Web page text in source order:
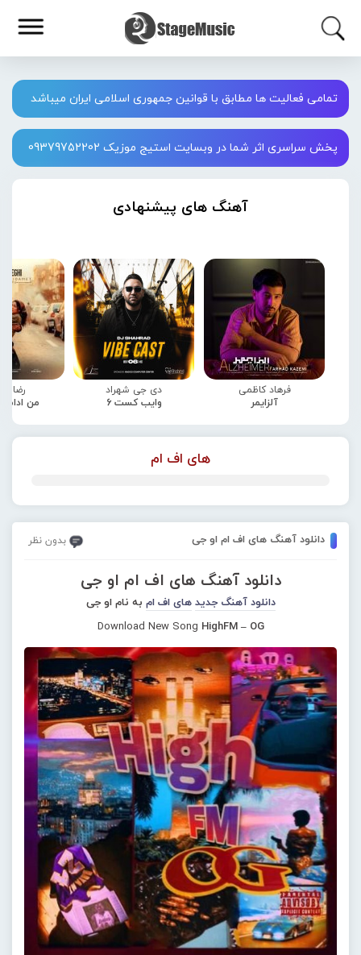
تمامی فعالیت ها مطابق با قوانین جمهوری اسلامی ایران میباشد
پخش سراسری اثر شما در وبسایت استیج موزیک 09379752202
آهنگ های پیشنهادی
فرهاد کاظمی
آلزایمر
دی جی شهراد
وایب کست 6
رضا
من
های اف ام
دانلود آهنگ های اف ام او جی بدون نظر
دانلود آهنگ های اف ام او جی
دانلود آهنگ جدید های اف ام به نام او جی
Download New Song HighFM – OG